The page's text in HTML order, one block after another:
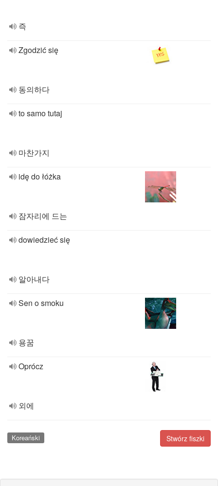
즉
Zgodzić się
동의하다
to samo tutaj
마찬가지
idę do łóżka
잠자리에 드는
dowiedzieć się
알아내다
Sen o smoku
용꿈
Oprócz
외에
Stwórz fiszki
Koreański